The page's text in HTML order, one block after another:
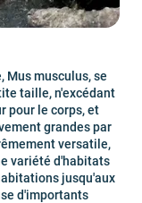
Mus musculus, se
taille, n'excédant
pour le corps, et
grandes par
versatile,
variété d'habitats
jusqu'aux
d'importants